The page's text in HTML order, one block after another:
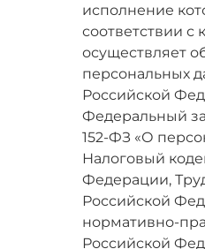
исполнение
соответствии
осуществляет
персональных
Российской
Федеральный
152-ФЗ «О
Налоговый
Федерации,
Российской
нормативно-
Российской